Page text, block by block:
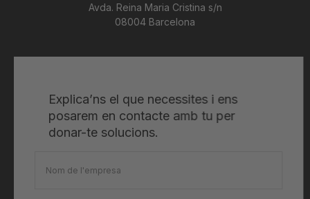
Avda. Reina Maria Cristina s/n
08004 Barcelona
Explica’ns el que necessites i ens
posarem en contacte amb tu per
donar-te solucions.